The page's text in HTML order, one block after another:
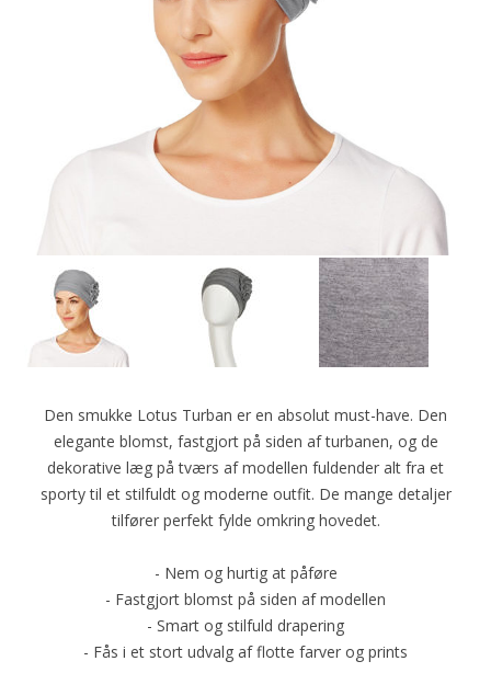
Den smukke Lotus Turban er en absolut must-have. Den
elegante blomst, fastgjort på siden af turbanen, og de
dekorative læg på tværs af modellen fuldender alt fra et
sporty til et stilfuldt og moderne outfit. De mange detaljer
tilfører perfekt fylde omkring hovedet.
- Nem og hurtig at påføre
- Fastgjort blomst på siden af modellen
- Smart og stilfuld drapering
- Fås i et stort udvalg af flotte farver og prints